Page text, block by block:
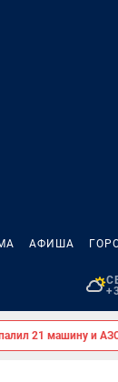
АФИША
21 машину и